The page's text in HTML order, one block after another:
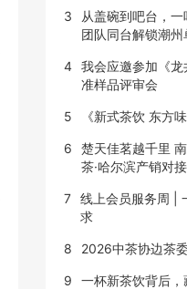
3
从盖碗到吧台，
团队同台解锁潮州
4 我会应邀参加《
准样品评审会
5 《新式茶饮 东方
6
楚天佳茗越千里
茶·哈尔滨产销对
7 线上会员服务周 |
求
8 2026中茶协边茶
9
一杯新茶饮背后